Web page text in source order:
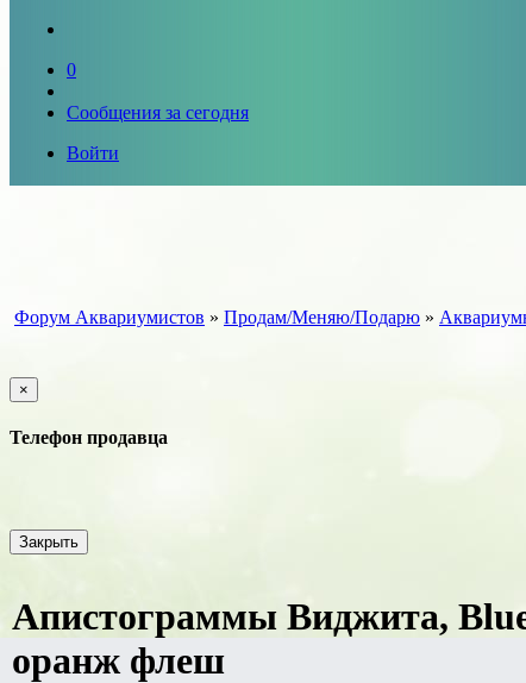
0
Сообщения за сегодня
Войти
Форум Аквариумистов » Продам/Меняю/Подарю »
×
Телефон продавца
Закрыть
Апистограммы Виджита,
оранж флеш